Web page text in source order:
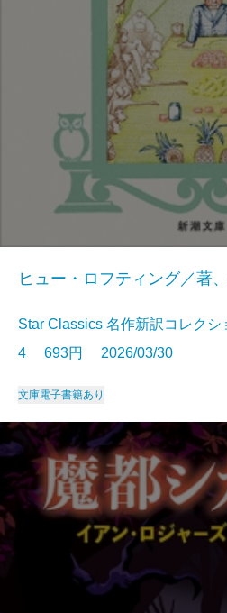
ヒュー・ロフティング／著
Star Classics 名作新訳コレク
4 693円 2026/03/30
文庫電子書籍あり